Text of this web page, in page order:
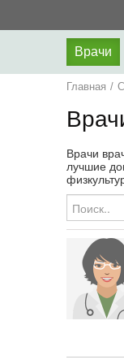
Врачи
Главная /
Врачи
лучшие